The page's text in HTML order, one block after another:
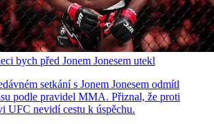
bych před Jonem Jonesem utekl
setkání s Jonem Jonesem odmítl
podle pravidel MMA. Přiznal, že proti
UFC nevidí cestu k úspěchu.